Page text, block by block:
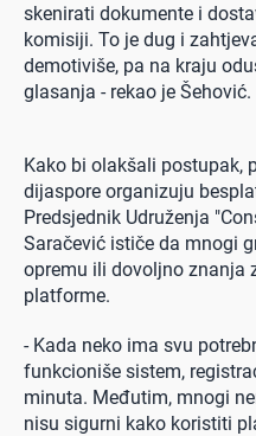
skenirati dokumente i
komisiji. To je dug i
demotiviše, pa na kraju
glasanja - rekao je Šehović.
Kako bi olakšali postupak,
dijaspore organizuju
Predsjednik Udruženja
Saračević ističe da mnogi
opremu ili dovoljno znanja
platforme.
- Kada neko ima svu
funkcioniše sistem,
minuta. Međutim, mnogi
nisu sigurni kako koristiti